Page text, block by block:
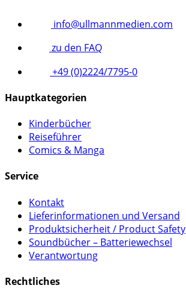
info@ullmannmedien.com
zu den FAQ
+49 (0)2224/7795-0
Hauptkategorien
Kinderbücher
Reiseführer
Comics & Manga
Service
Kontakt
Lieferinformationen und Versand
Produktsicherheit / Product Safety
Soundbücher – Batteriewechsel
Verantwortung
Rechtliches